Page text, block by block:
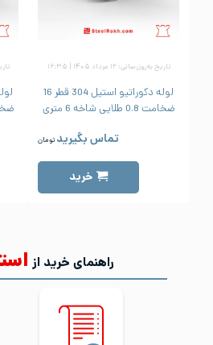
تاریخ به‌روزرسانی: ۱۲ مرداد ۱۴۰۵ | ۱۶:۳۵
لوله دکوراتیو استیل 304 قطر 16
ضخامت 0.8 طلایی شاخه 6 متری
تماس بگیرید تومان
خرید
تاریخ
ضخامت
راهنمای خرید از